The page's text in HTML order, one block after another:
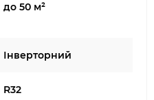
до 50 м²
Інверторний
R32